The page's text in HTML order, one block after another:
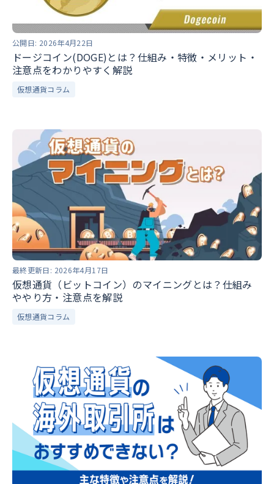
公開日: 2026年4月22日
ドージコイン(DOGE)とは？仕組み・特徴・メリット・
注意点をわかりやすく解説
仮想通貨コラム
最終更新日: 2026年4月17日
仮想通貨（ビットコイン）のマイニングとは？仕組み
ややり方・注意点を解説
仮想通貨コラム